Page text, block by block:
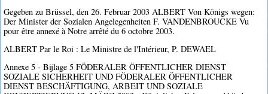
Gegeben zu Brüssel, den 26. Februar 2003 ALBERT Von Königs wegen:
Der Minister der Sozialen Angelegenheiten F. VANDENBROUCKE Vu
pour être annexé à Notre arrêté du 6 octobre 2003.
ALBERT Par le Roi : Le Ministre de l'Intérieur, P. DEWAEL
Annexe 5 - Bijlage 5 FÖDERALER ÖFFENTLICHER DIENST
SOZIALE SICHERHEIT UND FÖDERALER ÖFFENTLICHER
DIENST BESCHÄFTIGUNG, ARBEIT UND SOZIALE